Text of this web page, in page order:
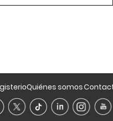
Quiénes somos